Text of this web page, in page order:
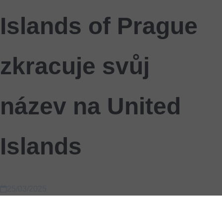
Islands of Prague
zkracuje svůj
název na United
Islands